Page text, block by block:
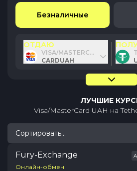
Безналичные
ОТДАЮ
VISA/MASTERCARD UAH
CARDUAH
ЛУЧШИЕ
Visa/MasterCard UAH на
Сортировать...
Fury-Exchange
Онлайн-обмен